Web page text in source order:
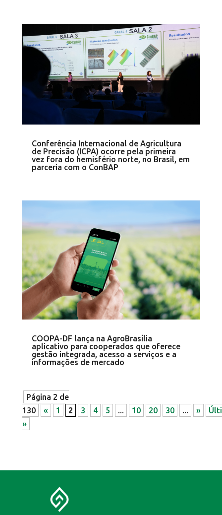
Conferência Internacional de Agricultura
de Precisão (ICPA) ocorre pela primeira
vez fora do hemisfério norte, no Brasil, em
parceria com o ConBAP
COOPA-DF lança na AgroBrasília
aplicativo para cooperados que oferece
gestão integrada, acesso a serviços e a
informações de mercado
Página 2 de
130
« 1 2 3 4 5 ... 10 20 30 ... »
»